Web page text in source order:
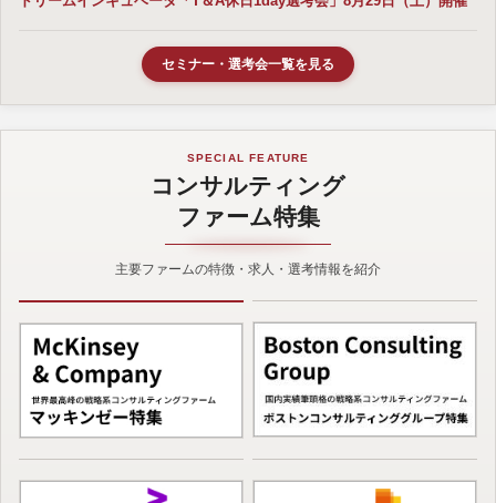
セミナー・選考会一覧を見る
SPECIAL FEATURE
コンサルティング
ファーム特集
主要ファームの特徴・求人・選考情報を紹介